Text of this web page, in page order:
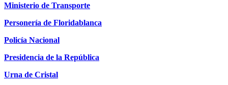
Ministerio de Transporte
Personería de Floridablanca
Policía Nacional
Presidencia de la República
Urna de Cristal